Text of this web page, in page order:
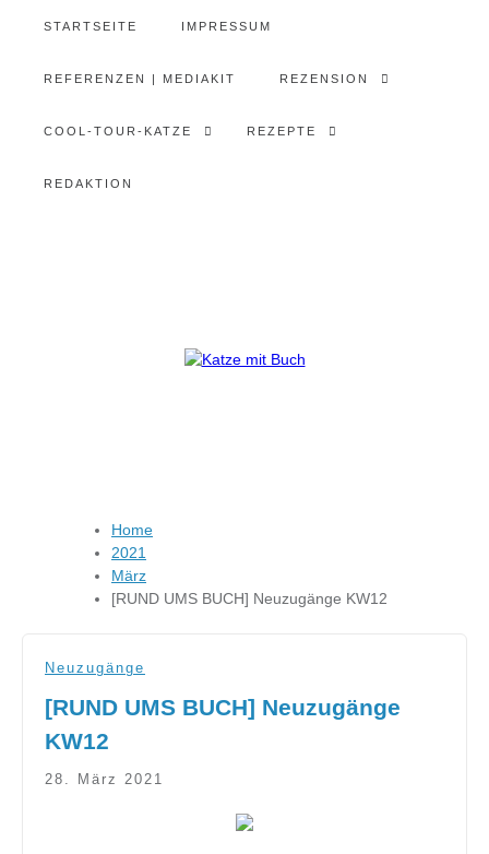
STARTSEITE IMPRESSUM
REFERENZEN | MEDIAKIT REZENSION
COOL-TOUR-KATZE REZEPTE
REDAKTION
Home
2021
März
[RUND UMS BUCH] Neuzugänge KW12
Neuzugänge
[RUND UMS BUCH] Neuzugänge
KW12
28. März 2021